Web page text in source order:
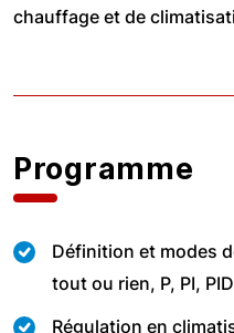
chauffage et de
Programme
Définition et modes
tout ou rien, P, PI, PID
Régulation en